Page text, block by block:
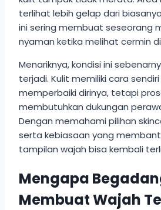
terlihat lebih gelap dari
ini sering membuat seseorang
nyaman ketika melihat cermin
Menariknya, kondisi ini
terjadi. Kulit memiliki cara
memperbaiki dirinya, tetapi
membutuhkan dukungan
Dengan memahami pilihan
serta kebiasaan yang
tampilan wajah bisa kembali
Mengapa
Membuat Wajah